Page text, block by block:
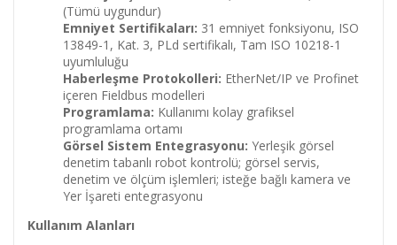
(Tümü uygundur)
Emniyet Sertifikaları: 31 emniyet fonksiyonu, ISO
13849-1, Kat. 3, PLd sertifikalı, Tam ISO 10218-1
uyumluluğu
Haberleşme Protokolleri: EtherNet/IP ve Profinet
içeren Fieldbus modelleri
Programlama: Kullanımı kolay grafiksel
programlama ortamı
Görsel Sistem Entegrasyonu: Yerleşik görsel
denetim tabanlı robot kontrolü; görsel servis,
denetim ve ölçüm işlemleri; isteğe bağlı kamera ve
Yer İşareti entegrasyonu
Kullanım Alanları